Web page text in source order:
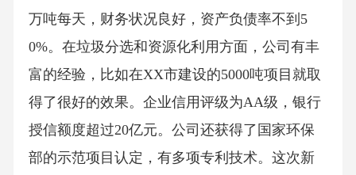
万吨每天，财务状况良好，资产负债率不到5
0%。在垃圾分选和资源化利用方面，公司有丰
富的经验，比如在XX市建设的5000吨项目就取
得了很好的效果。企业信用评级为AA级，银行
授信额度超过20亿元。公司还获得了国家环保
部的示范项目认定，有多项专利技术。这次新